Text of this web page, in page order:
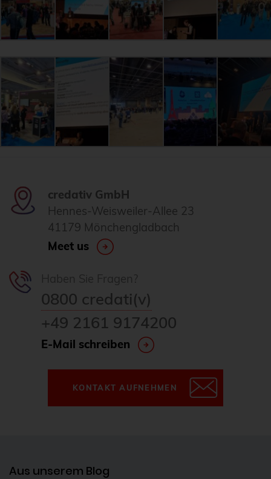
credativ GmbH
Hennes-Weisweiler-Allee 23
41179 Mönchengladbach
Meet us
0800 credati(v)
+49 2161 9174200
E-Mail schreiben
KONTAKT AUFNEHMEN
Aus unserem Blog